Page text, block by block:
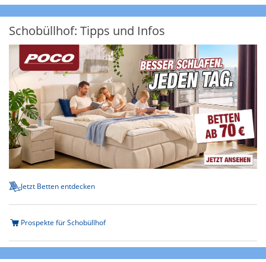
Schobüllhof: Tipps und Infos
Jetzt Betten entdecken
Prospekte für Schobüllhof